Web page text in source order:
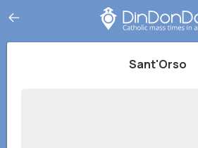
Sant'Orso